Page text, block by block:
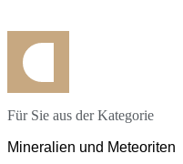
Für Sie aus der Kategorie
Mineralien und Meteoriten